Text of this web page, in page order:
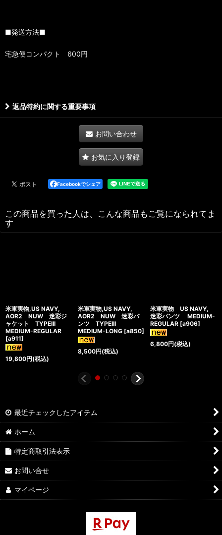
■発送方法■
宅急便コンパクト 600円
返品特約に関する重要事項
お問い合わせ
お気に入り登録
Facebookでシェア
この商品を買った人は、こんな商品もご覧になられてま
す
米軍実物,US NAVY,
AOR2 NUW 迷彩ジ
ャケット TYPEIII
MEDIUM-REGULAR
[a911]
19,800円(税込)
米軍実物,US NAVY,
AOR2 NUW 迷彩パ
ンツ TYPEIII
MEDIUM-LONG [a850]
8,500円(税込)
米軍実物 US NAVY,
迷彩パンツ MEDIUM-
REGULAR [a906]
6,800円(税込)
最近チェックしたアイテム
ホーム
特定商取引法表示
お問い合せ
マイページ